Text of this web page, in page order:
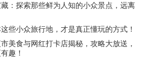
：探索那些鲜为人知的小众景点，远离
些小众旅行地，才是真正懂玩的方式！
美食与网红打卡店揭秘，攻略大放送，
趣！